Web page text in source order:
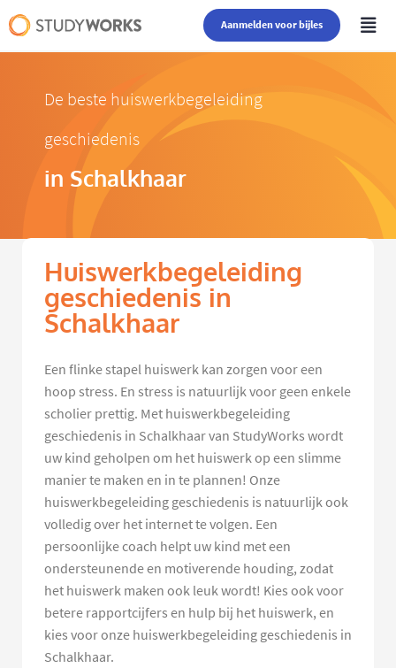
Aanmelden voor bijles
De beste huiswerkbegeleiding
geschiedenis
in Schalkhaar
Huiswerkbegeleiding
geschiedenis in
Schalkhaar
Een flinke stapel huiswerk kan zorgen voor een
hoop stress. En stress is natuurlijk voor geen enkele
scholier prettig. Met huiswerkbegeleiding
geschiedenis in Schalkhaar van StudyWorks wordt
uw kind geholpen om het huiswerk op een slimme
manier te maken en in te plannen! Onze
huiswerkbegeleiding geschiedenis is natuurlijk ook
volledig over het internet te volgen. Een
persoonlijke coach helpt uw kind met een
ondersteunende en motiverende houding, zodat
het huiswerk maken ook leuk wordt! Kies ook voor
betere rapportcijfers en hulp bij het huiswerk, en
kies voor onze huiswerkbegeleiding geschiedenis in
Schalkhaar.